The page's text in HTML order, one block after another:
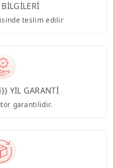
teslim edilir
YIL GARANTİ
garantilidir.